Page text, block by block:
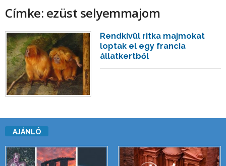
Címke: ezüst selyemmajom
Rendkívül ritka majmokat
loptak el egy francia
állatkertből
AJÁNLÓ